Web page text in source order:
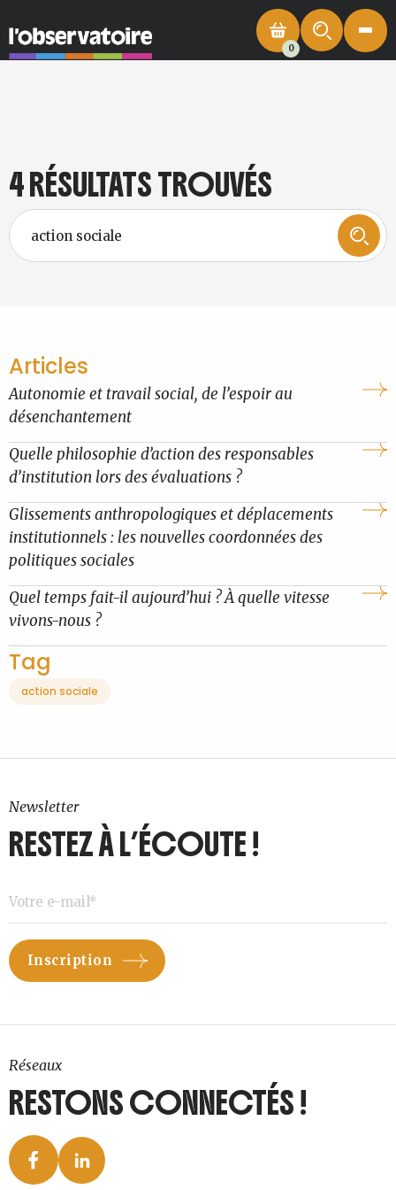
0
4 RÉSULTATS TROUVÉS
Articles
Autonomie et travail social, de l’espoir au
désenchantement
Quelle philosophie d’action des responsables
d’institution lors des évaluations ?
Glissements anthropologiques et déplacements
institutionnels : les nouvelles coordonnées des
politiques sociales
Quel temps fait-il aujourd’hui ? À quelle vitesse
vivons-nous ?
Tag
action sociale
Newsletter
RESTEZ À L’ÉCOUTE !
Réseaux
RESTONS CONNECTÉS !